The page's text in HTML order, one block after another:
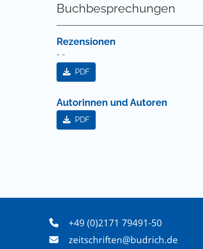
Buchbesprechungen
Rezensionen
- -
PDF
Autorinnen und Autoren
PDF
+49 (0)2171 79491-50
zeitschriften@budrich.de